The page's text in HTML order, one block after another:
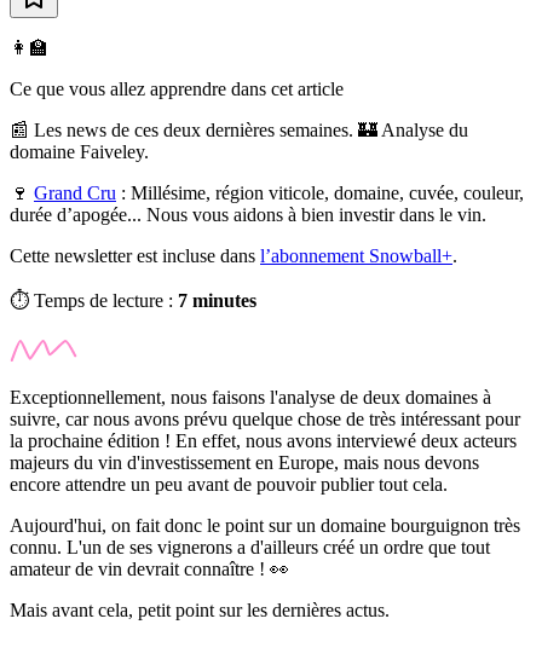
👩‍🏫
Ce que vous allez apprendre dans cet article
📰 Les news de ces deux dernières semaines. 🏰 Analyse du
domaine Faiveley.
🍷 Grand Cru : Millésime, région viticole, domaine, cuvée, couleur,
durée d’apogée... Nous vous aidons à bien investir dans le vin.
Cette newsletter est incluse dans l’abonnement Snowball+.
⏱️ Temps de lecture : 7 minutes
Exceptionnellement, nous faisons l'analyse de deux domaines à
suivre, car nous avons prévu quelque chose de très intéressant pour
la prochaine édition ! En effet, nous avons interviewé deux acteurs
majeurs du vin d'investissement en Europe, mais nous devons
encore attendre un peu avant de pouvoir publier tout cela.
Aujourd'hui, on fait donc le point sur un domaine bourguignon très
connu. L'un de ses vignerons a d'ailleurs créé un ordre que tout
amateur de vin devrait connaître ! 👀
Mais avant cela, petit point sur les dernières actus.